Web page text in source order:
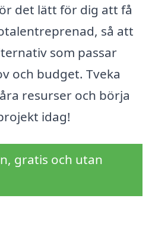
det lätt för dig att få
så att
som passar
och budget. Tveka
resurser och börja
idag!
gratis och utan